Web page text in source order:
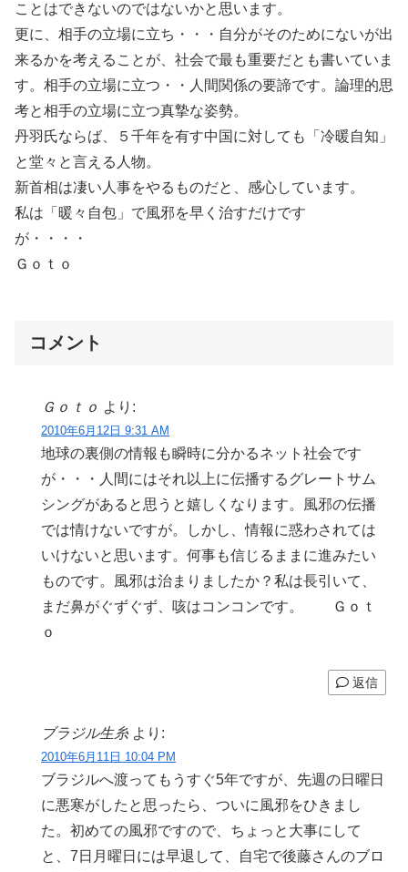
ことはできないのではないかと思います。
更に、相手の立場に立ち・・・自分がそのためにないが出
来るかを考えることが、社会で最も重要だとも書いていま
す。相手の立場に立つ・・人間関係の要諦です。論理的思
考と相手の立場に立つ真摯な姿勢。
丹羽氏ならば、５千年を有す中国に対しても「冷暖自知」
と堂々と言える人物。
新首相は凄い人事をやるものだと、感心しています。
私は「暖々自包」で風邪を早く治すだけです
が・・・・
Ｇｏｔｏ
コメント
Ｇｏｔｏ より:
2010年6月12日 9:31 AM
地球の裏側の情報も瞬時に分かるネット社会です
が・・・人間にはそれ以上に伝播するグレートサム
シングがあると思うと嬉しくなります。風邪の伝播
では情けないですが。しかし、情報に惑わされては
いけないと思います。何事も信じるままに進みたい
ものです。風邪は治まりましたか？私は長引いて、
まだ鼻がぐずぐず、咳はコンコンです。 Ｇｏｔ
ｏ
返信
ブラジル生糸 より:
2010年6月11日 10:04 PM
ブラジルへ渡ってもうすぐ5年ですが、先週の日曜日
に悪寒がしたと思ったら、ついに風邪をひきまし
た。初めての風邪ですので、ちょっと大事にして
と、7日月曜日には早退して、自宅で後藤さんのブロ